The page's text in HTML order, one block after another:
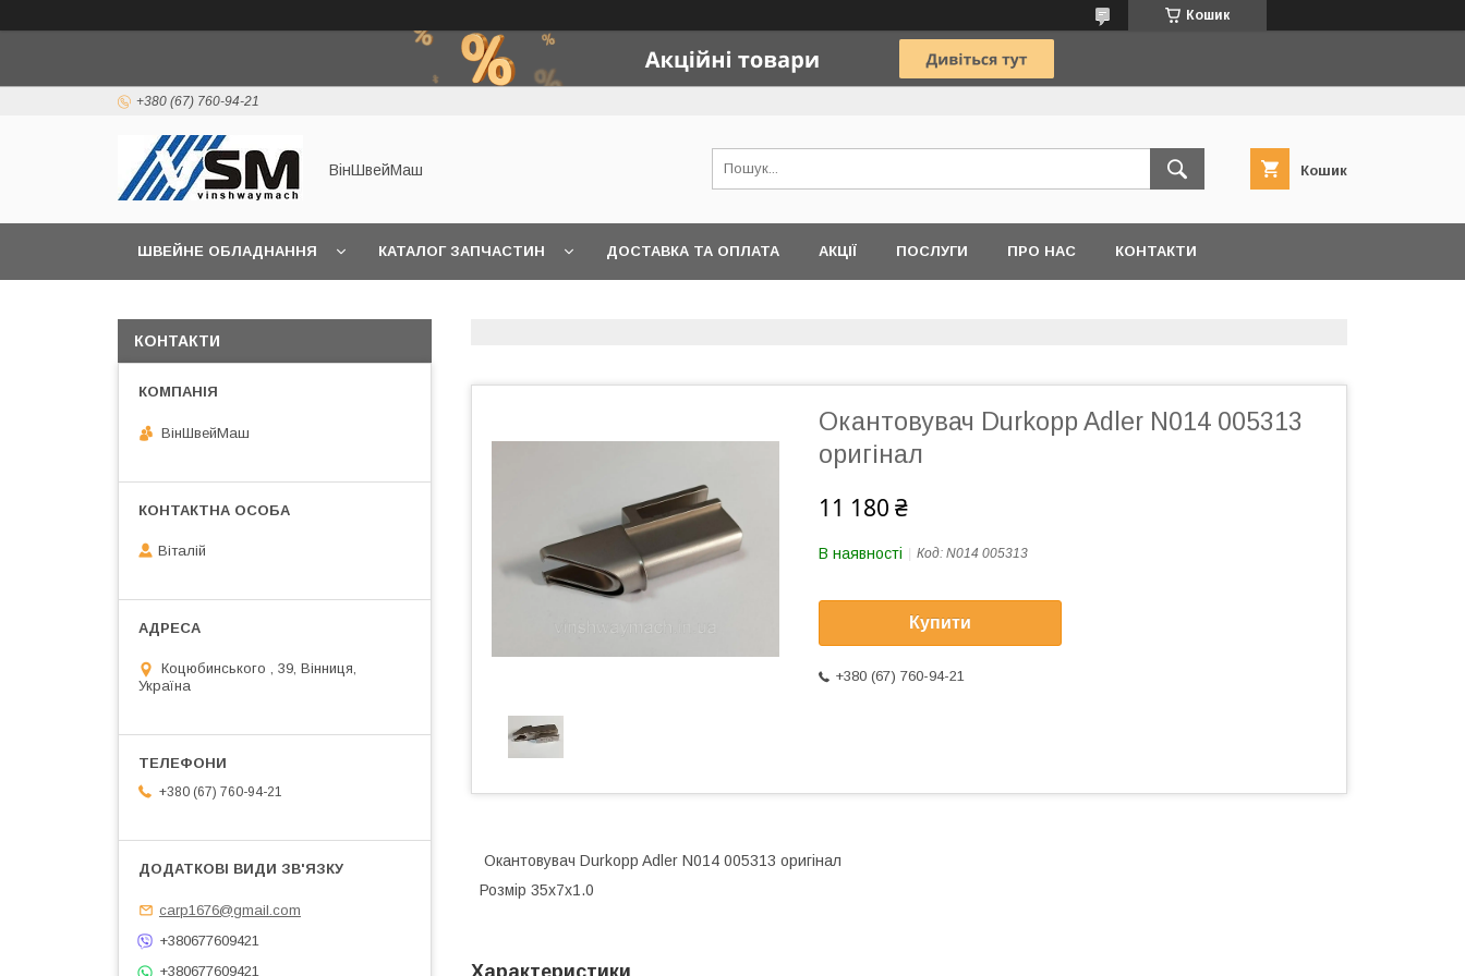
Кошик
+380 (67) 760-94-21
ВінШвейМаш Кошик
ШВЕЙНЕ ОБЛАДНАННЯ КАТАЛОГ ЗАПЧАСТИН ДОСТАВКА ТА ОПЛАТА АКЦІЇ ПОСЛУГИ ПРО НАС КОНТАКТИ
Окантовувач Durkopp Adler N014 005313
оригінал
11 180 ₴
В наявності Код: N014 005313
Купити
+380 (67) 760-94-21
Окантовувач Durkopp Adler N014 005313 оригінал
Розмір 35x7x1.0
Характеристики
КОНТАКТИ
ВінШвейМаш
Віталій
Коцюбинського , 39, Вінниця,
Україна
+380 (67) 760-94-21
carp1676@gmail.com
+380677609421
+380677609421